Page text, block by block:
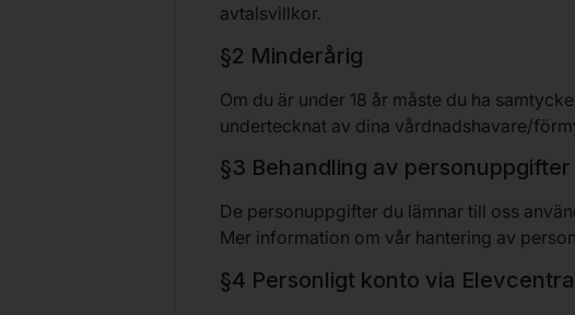
avtalsvillkor.
§2 Minderårig
Om du är under 18 år måste du ha
undertecknat av dina vårdnadshavare/
§3 Behandling av personuppgifter
De personuppgifter du lämnar till oss
Mer information om vår hantering av
§4 Personligt konto via